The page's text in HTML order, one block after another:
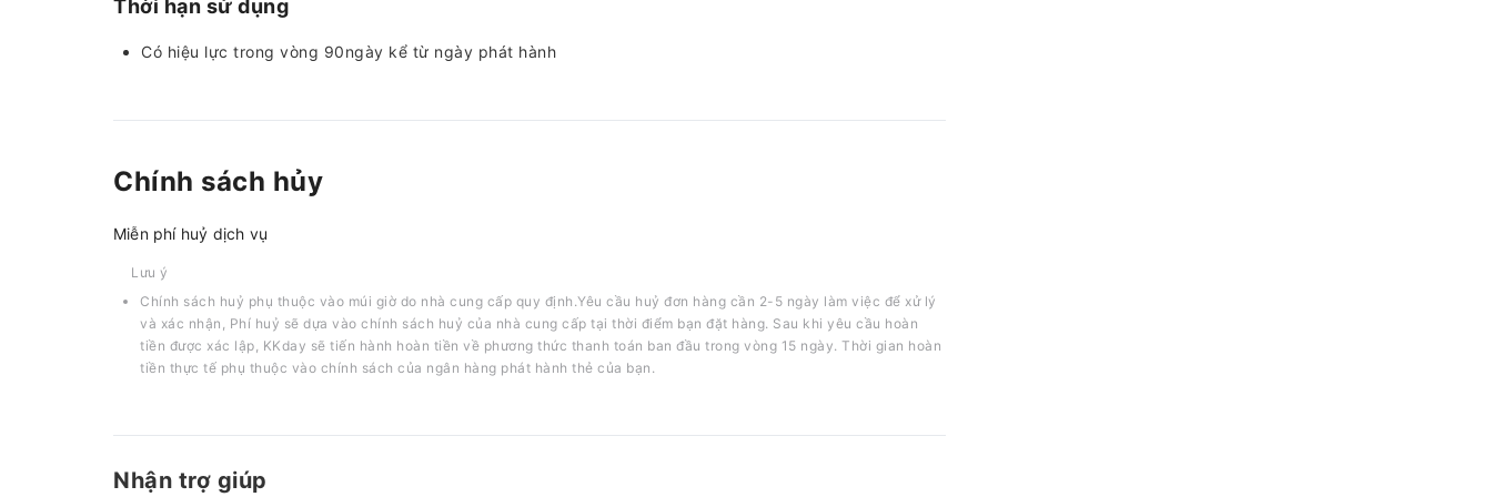
Thời hạn sử dụng
Có hiệu lực trong vòng 90ngày kể từ ngày phát hành
Chính sách hủy
Miễn phí huỷ dịch vụ
Lưu ý
Chính sách huỷ phụ thuộc vào múi giờ do nhà cung cấp quy định.Yêu cầu huỷ đơn hàng cần 2-5 ngày làm việc để xử lý
và xác nhận, Phí huỷ sẽ dựa vào chính sách huỷ của nhà cung cấp tại thời điểm bạn đặt hàng. Sau khi yêu cầu hoàn
tiền được xác lập, KKday sẽ tiến hành hoàn tiền về phương thức thanh toán ban đầu trong vòng 15 ngày. Thời gian hoàn
tiền thực tế phụ thuộc vào chính sách của ngân hàng phát hành thẻ của bạn.
Nhận trợ giúp